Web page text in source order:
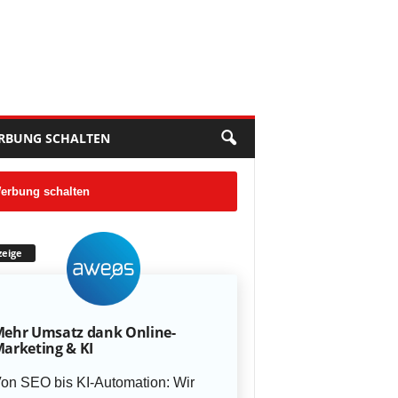
SCHALTEN
schalten
Umsatz dank Online-
& KI
SEO bis KI-Automation: Wir